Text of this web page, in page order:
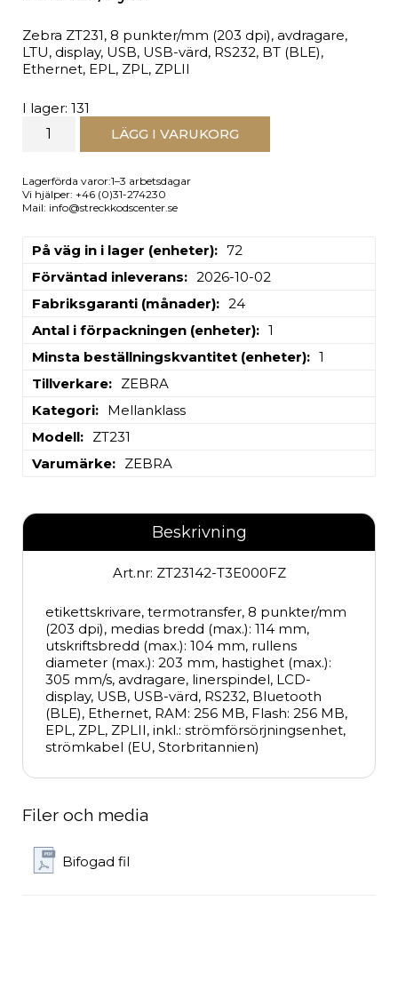
Zebra ZT231, 8 punkter/mm (203 dpi), avdragare,
LTU, display, USB, USB-värd, RS232, BT (BLE),
Ethernet, EPL, ZPL, ZPLII
I lager: 131
LÄGG I VARUKORG
Lagerförda varor:1–3 arbetsdagar
Vi hjälper: +46 (0)31-274230
Mail: info@streckkodscenter.se
På väg in i lager (enheter)
72
Förväntad inleverans
2026-10-02
Fabriksgaranti (månader)
24
Antal i förpackningen (enheter)
1
Minsta beställningskvantitet (enheter)
1
Tillverkare
ZEBRA
Kategori
Mellanklass
Modell
ZT231
Varumärke
ZEBRA
Beskrivning
Art.nr: ZT23142-T3E000FZ
etikettskrivare, termotransfer, 8 punkter/mm
(203 dpi), medias bredd (max.): 114 mm,
utskriftsbredd (max.): 104 mm, rullens
diameter (max.): 203 mm, hastighet (max.):
305 mm/s, avdragare, linerspindel, LCD-
display, USB, USB-värd, RS232, Bluetooth
(BLE), Ethernet, RAM: 256 MB, Flash: 256 MB,
EPL, ZPL, ZPLII, inkl.: strömförsörjningsenhet,
strömkabel (EU, Storbritannien)
Filer och media
Bifogad fil